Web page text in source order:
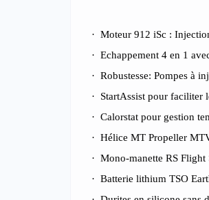
· Moteur 912 iSc :
· Echappement 4 en 1
· Robustesse: Pompes à
· StartAssist pour faciliter
· Calorstat pour gestion
· Hélice MT Propeller
· Mono-manette RS Flight
· Batterie lithium TSO